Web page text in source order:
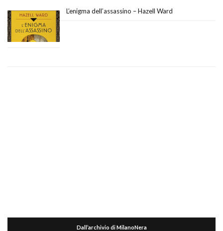
L’enigma dell’assassino – Hazell Ward
Dall’archivio di MilanoNera